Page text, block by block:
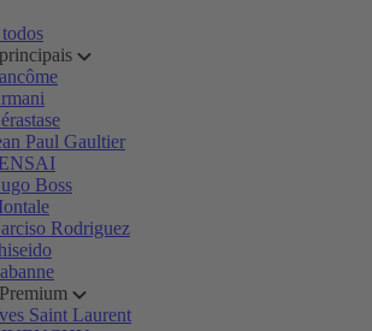
Paul Gaultier
Boss
Rodriguez
Saint Laurent